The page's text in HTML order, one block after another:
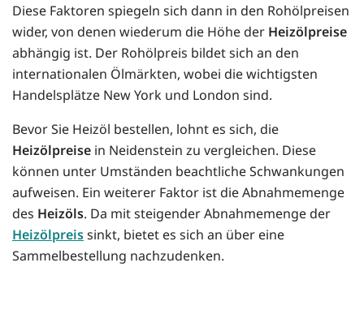
Diese Faktoren spiegeln sich dann in den Rohölpreisen
wider, von denen wiederum die Höhe der Heizölpreise
abhängig ist. Der Rohölpreis bildet sich an den
internationalen Ölmärkten, wobei die wichtigsten
Handelsplätze New York und London sind.
Bevor Sie Heizöl bestellen, lohnt es sich, die
Heizölpreise in Neidenstein zu vergleichen. Diese
können unter Umständen beachtliche Schwankungen
aufweisen. Ein weiterer Faktor ist die Abnahmemenge
des Heizöls. Da mit steigender Abnahmemenge der
Heizölpreissinkt, bietet es sich an über eine
Sammelbestellung nachzudenken.